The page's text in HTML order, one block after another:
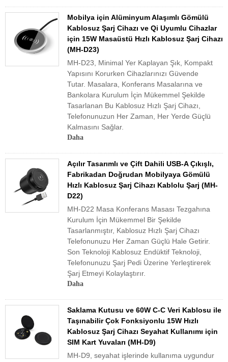
Mobilya için Alüminyum Alaşımlı Gömülü
Kablosuz Şarj Cihazı ve Qi Uyumlu Cihazlar
için 15W Masaüstü Hızlı Kablosuz Şarj Cihazı
(MH-D23)
MH-D23, Minimal Yer Kaplayan Şık, Kompakt
Yapısını Korurken Cihazlarınızı Güvende
Tutar. Masalara, Konferans Masalarına ve
Bankolara Kurulum İçin Mükemmel Şekilde
Tasarlanan Bu Kablosuz Hızlı Şarj Cihazı,
Telefonunuzun Her Zaman, Her Yerde Güçlü
Kalmasını Sağlar.
Daha
Açılır Tasarımlı ve Çift Dahili USB-A Çıkışlı,
Fabrikadan Doğrudan Mobilyaya Gömülü
Hızlı Kablosuz Şarj Cihazı Kablolu Şarj (MH-
D22)
MH-D22 Masa Konferans Masası Tezgahına
Kurulum İçin Mükemmel Bir Şekilde
Tasarlanmıştır, Kablosuz Hızlı Şarj Cihazı
Telefonunuzu Her Zaman Güçlü Hale Getirir.
Son Teknoloji Kablosuz Endüktif Teknoloji,
Telefonunuzu Şarj Pedi Üzerine Yerleştirerek
Şarj Etmeyi Kolaylaştırır.
Daha
Saklama Kutusu ve 60W C-C Veri Kablosu ile
Taşınabilir Çok Fonksiyonlu 15W Hızlı
Kablosuz Şarj Cihazı Seyahat Kullanımı için
SIM Kart Yuvaları (MH-D9)
MH-D9, seyahat işlerinde kullanıma uygundur